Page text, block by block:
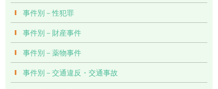
事件別－性犯罪
事件別－財産事件
事件別－薬物事件
事件別－交通違反・交通事故